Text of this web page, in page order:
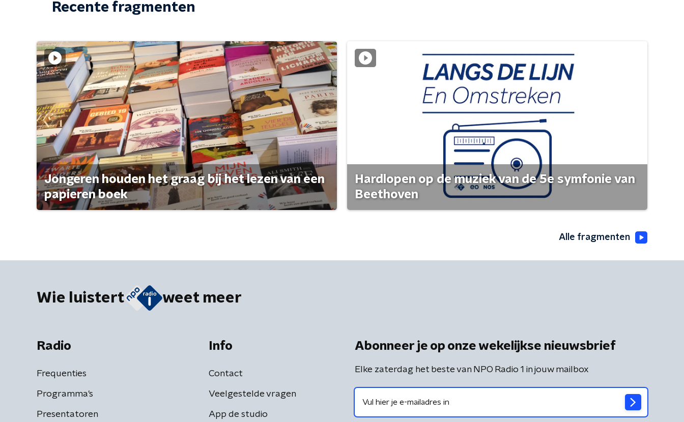
Recente fragmenten
Jongeren houden het graag bij het lezen van een
papieren boek
Hardlopen op de muziek van de 5e symfonie van
Beethoven
Alle fragmenten
Wie luistert weet meer
Radio
Frequenties
Programma's
Presentatoren
Info
Contact
Veelgestelde vragen
App de studio
Abonneer je op onze wekelijkse nieuwsbrief
Elke zaterdag het beste van NPO Radio 1 in jouw mailbox